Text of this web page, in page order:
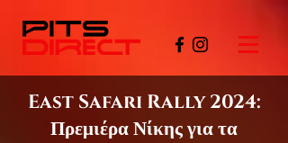
East Safari Rally 2024:
Πρεμιέρα Νίκης για τα